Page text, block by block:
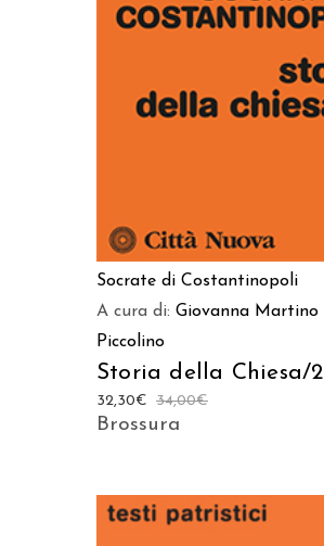
Socrate di Costantinopoli
A cura di: Giovanna Martino
Piccolino
Storia della Chiesa/2
34,00€
32,30€
Brossura